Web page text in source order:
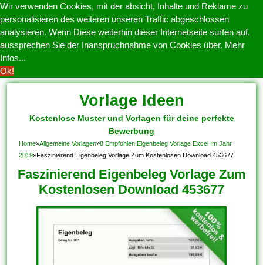
Wir verwenden Cookies, mit der absicht, Inhalte und Reklame zu
personalisieren des weiteren unseren Traffic abgeschlossen
analysieren. Wenn Diese weiterhin dieser Internetseite surfen auf,
aussprechen Sie der Inanspruchnahme von Cookies über. Mehr
Infos...
Ok!
Vorlage Ideen
Kostenlose Muster und Vorlagen für deine perfekte
Bewerbung
Home»Allgemeine Vorlagen»8 Empfohlen Eigenbeleg Vorlage Excel Im Jahr
2019»Faszinierend Eigenbeleg Vorlage Zum Kostenlosen Download 453677
Faszinierend Eigenbeleg Vorlage Zum
Kostenlosen Download 453677